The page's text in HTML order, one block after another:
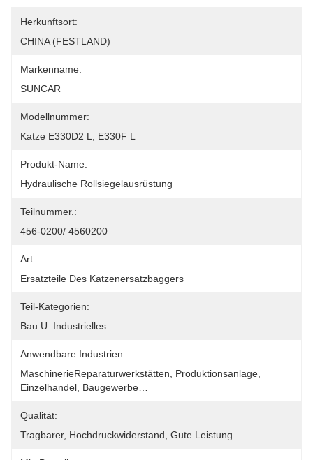
Herkunftsort:
CHINA (FESTLAND)
Markenname:
SUNCAR
Modellnummer:
Katze E330D2 L, E330F L
Produkt-Name:
Hydraulische Rollsiegelausrüstung
Teilnummer.:
456-0200/ 4560200
Art:
Ersatzteile Des Katzenersatzbaggers
Teil-Kategorien:
Bau U. Industrielles
Anwendbare Industrien:
MaschinerieReparaturwerkstätten, Produktionsanlage,
Einzelhandel, Baugewerbe…
Qualität:
Tragbarer, Hochdruckwiderstand, Gute Leistung…